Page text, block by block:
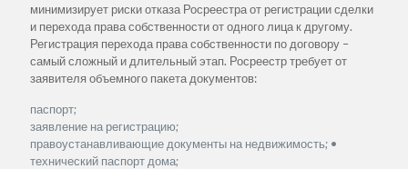
минимизирует риски отказа Росреестра от регистрации сделки
и перехода права собственности от одного лица к другому.
Регистрация перехода права собственности по договору –
самый сложный и длительный этап. Росреестр требует от
заявителя объемного пакета документов:
паспорт;
заявление на регистрацию;
правоустанавливающие документы на недвижимость; •
технический паспорт дома;